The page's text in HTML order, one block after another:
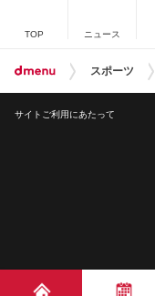
TOP ニュース
スポーツ
サイトご利用にあたって